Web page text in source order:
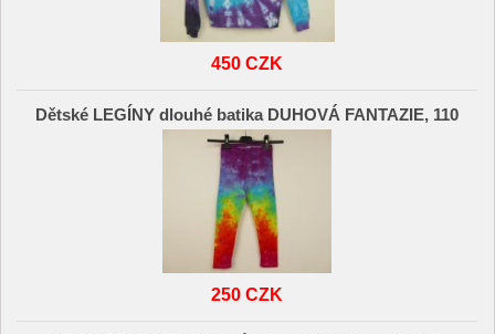
450 CZK
Dětské LEGÍNY dlouhé batika DUHOVÁ FANTAZIE, 110
250 CZK